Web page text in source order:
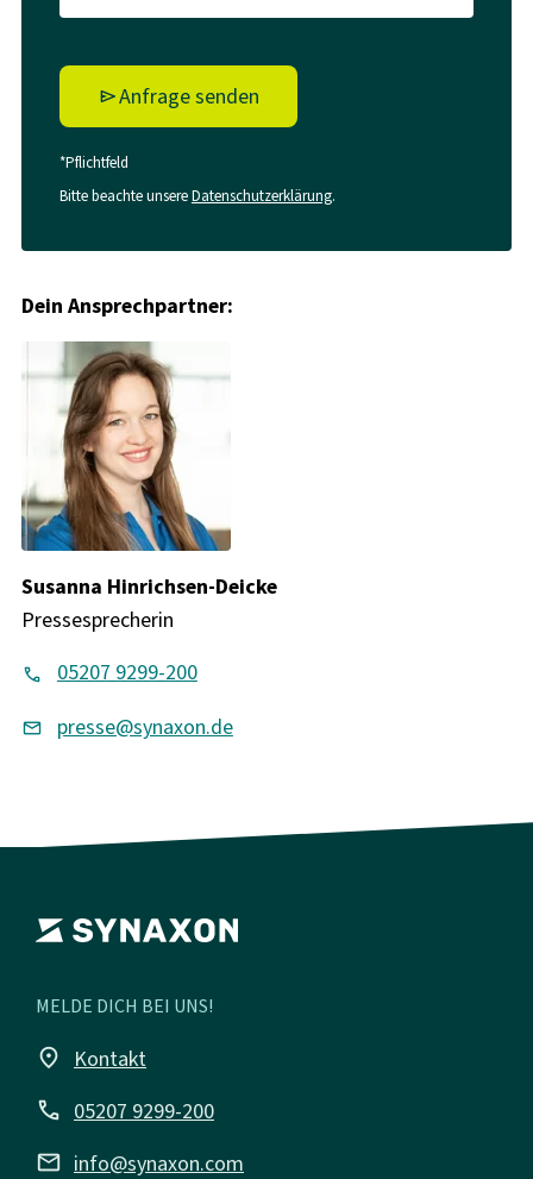
Anfrage senden
*Pflichtfeld
Bitte beachte unsereDatenschutzerklärung.
Dein Ansprechpartner:
Susanna Hinrichsen-Deicke
Pressesprecherin
05207 9299-200
presse@synaxon.de
MELDE DICH BEI UNS!
place Kontakt
call 05207 9299-200
mail info@synaxon.com